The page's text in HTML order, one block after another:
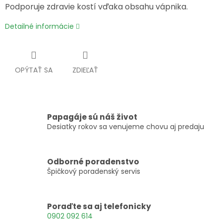
Podporuje zdravie kostí vďaka obsahu vápnika.
Detailné informácie
OPÝTAŤ SA ZDIEĽAŤ
Papagáje sú náš život
Desiatky rokov sa venujeme chovu aj predaju
Odborné poradenstvo
Špičkový poradenský servis
Poraďte sa aj telefonicky
0902 092 614